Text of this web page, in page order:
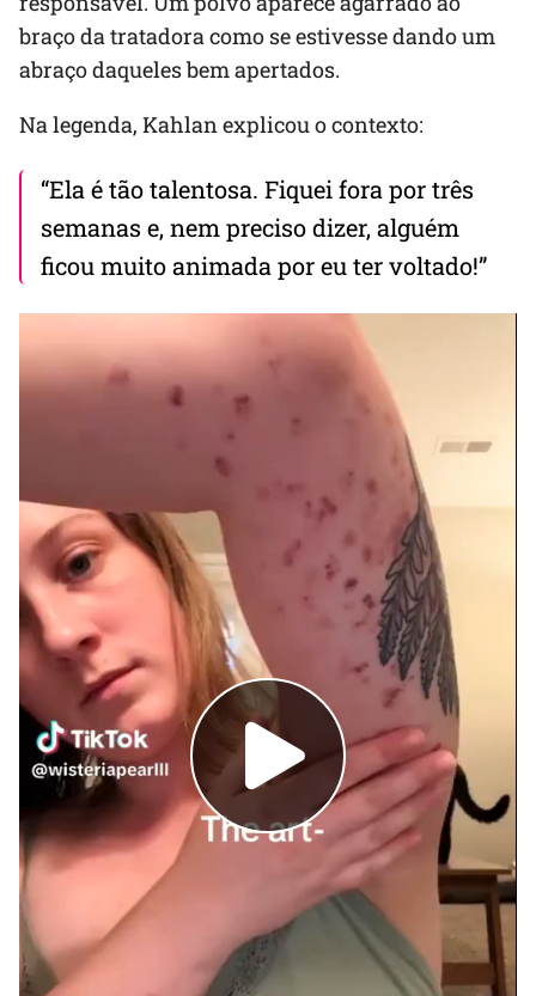
braço da tratadora como se estivesse dando um
abraço daqueles bem apertados.
Na legenda, Kahlan explicou o contexto:
“Ela é tão talentosa. Fiquei fora por três
semanas e, nem preciso dizer, alguém
ficou muito animada por eu ter voltado!”